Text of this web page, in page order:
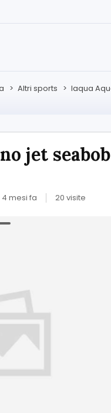
> Altri sports > Iaqua
jet seabob
mesi fa 20 visite